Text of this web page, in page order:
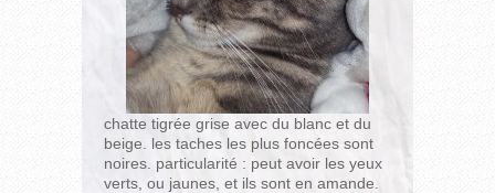
chatte tigrée grise avec du blanc et du
beige. les taches les plus foncées sont
noires. particularité : peut avoir les yeux
verts, ou jaunes, et ils sont en amande.